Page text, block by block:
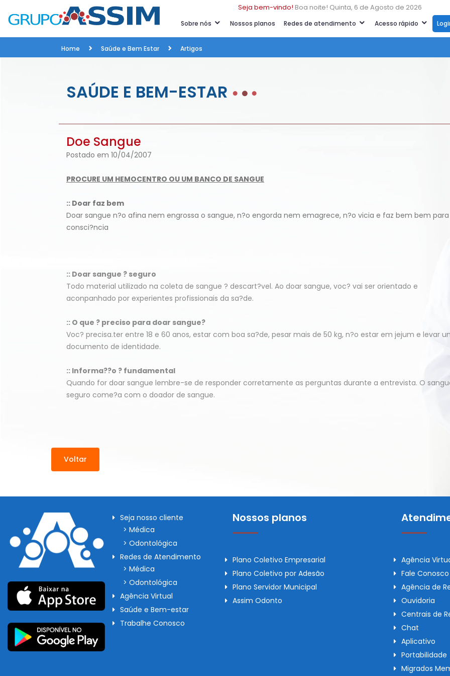
Seja bem-vindo! Boa noite! Quinta, 6 de Agosto de 2026
Sobre nós Nossos planos Redes de atendimento Acesso rápido
Home Saúde e Bem Estar Artigos
SAÚDE E BEM-ESTAR
Doe Sangue
Postado em 10/04/2007
PROCURE UM HEMOCENTRO OU UM BANCO DE SANGUE
:: Doar faz bem
Doar sangue n?o afina nem engrossa o sangue, n?o engorda nem emagrece, n?o vicia e faz bem bem
consci?ncia
:: Doar sangue ? seguro
Todo material utilizado na coleta de sangue ? descart?vel. Ao doar sangue, voc? vai ser orientado e
aconpanhado por experientes profissionais da sa?de.
:: O que ? preciso para doar sangue?
Voc? precisa.ter entre 18 e 60 anos, estar com boa sa?de, pesar mais de 50 kg, n?o estar em jejum e levar
documento de identidade.
:: Informa??o ? fundamental
Quando for doar sangue lembre-se de responder corretamente as perguntas durante a entrevista. O
seguro come?a com o doador de sangue.
Voltar
Seja nosso cliente
> Médica
> Odontológica
Redes de Atendimento
> Médica
> Odontológica
Agência Virtual
Saúde e Bem-estar
Trabalhe Conosco
Nossos planos
Plano Coletivo Empresarial
Plano Coletivo por Adesão
Plano Servidor Municipal
Assim Odonto
Agência
Fale Conosco
Agência de
Ouvidoria
Centrais de
Chat
Aplicativo
Portabilidade
Migrados